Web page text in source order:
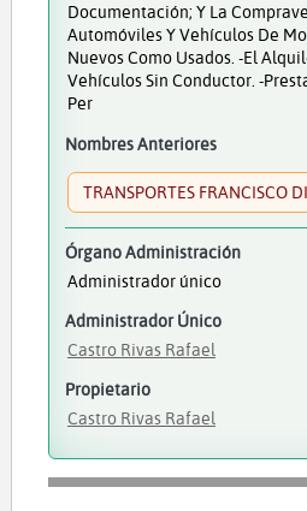
Documentación; Y La
Automóviles Y Vehículos De
Nuevos Como Usados. -El
Vehículos Sin Conductor. -
Per
Nombres Anteriores
TRANSPORTES FRANCISCO
Órgano Administración
Administrador único
Administrador Único
Castro Rivas Rafael
Propietario
Castro Rivas Rafael